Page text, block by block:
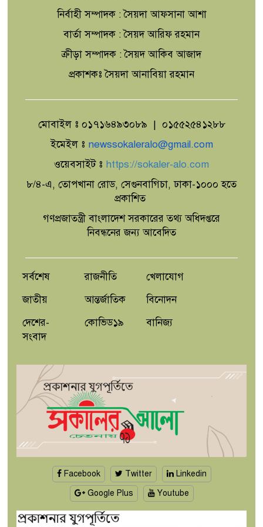
নির্বাহী সম্পাদক : সৈয়দা আফসানা আশা
বার্তা সম্পাদক : সৈয়দ আরিফ রহমান
ক্রীড়া সম্পাদক : সৈয়দ আকিব আজাদ
প্রকাশকঃ সৈয়দা আনাবিয়া রহমান
মোবাইল ঃ ০১৭১৬৪৯৩০৮৯ | ০১৫৫২৫৪১২৮৮
ইমেইল ঃ newssokaleralo@gmail.com
ওয়েবসাইট ঃ https://sokaler-alo.com
৮/৪-এ, তোপখানা রোড, সেগুনবাগিচা, ঢাকা-১০০০ হতে
প্রকাশিত
গণপ্রজাতন্ত্রী বাংলাদেশ সরকারের তথ্য অধিদপ্তরে
নিবন্ধনের জন্য আবেদিত
সর্বশেষ
জাতীয়
দেশের-
সংবাদ
রাজনীতি
আন্তর্জাতিক
কোভিড১৯
খেলাযোগ
বিনোদন
বানিজ্য
Facebook Twitter
Linkedin
Google Plus
Youtube